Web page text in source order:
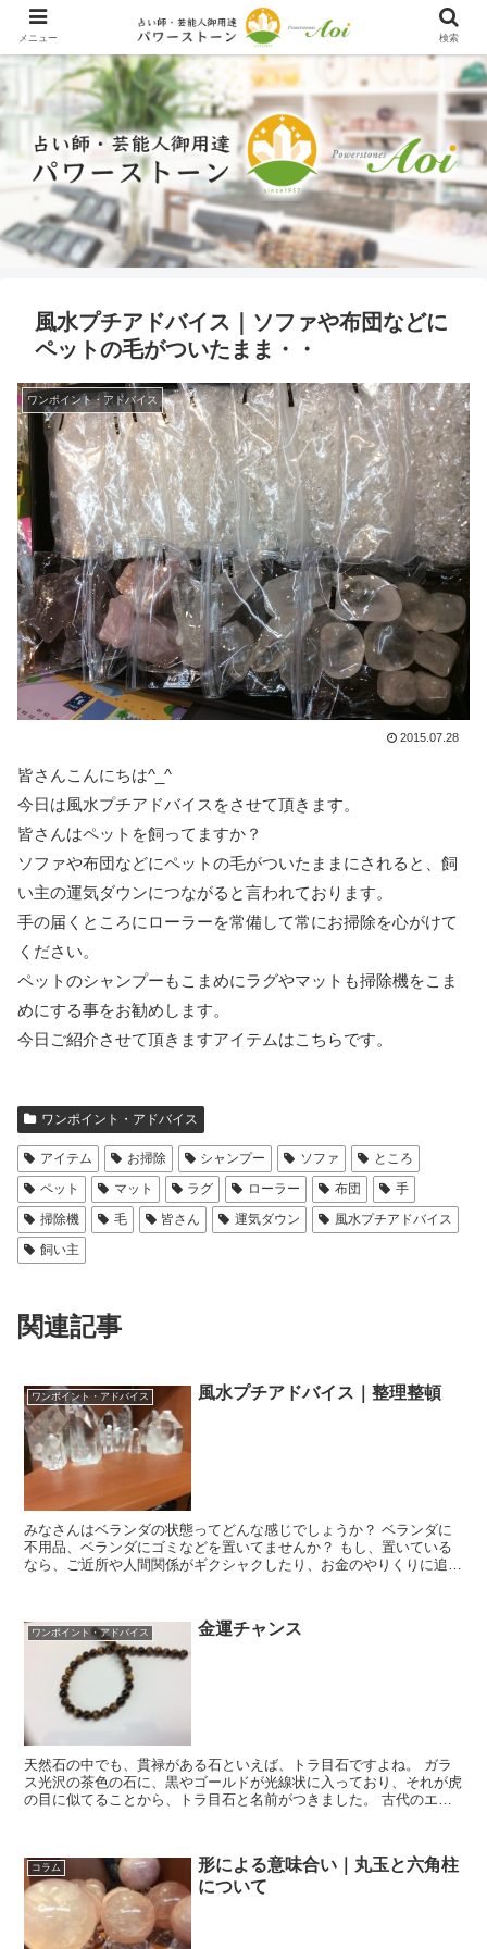
風水プチアドバイス｜ソファや布団などに
ペットの毛がついたまま・・
ワンポイント・アドバイス
2015.07.28
皆さんこんにちは^_^
今日は風水プチアドバイスをさせて頂きます。
皆さんはペットを飼ってますか？
ソファや布団などにペットの毛がついたままにされると、飼
い主の運気ダウンにつながると言われております。
手の届くところにローラーを常備して常にお掃除を心がけて
ください。
ペットのシャンプーもこまめにラグやマットも掃除機をこま
めにする事をお勧めします。
今日ご紹介させて頂きますアイテムはこちらです。
ワンポイント・アドバイス
アイテム お掃除 シャンプー ソファ
ところ
ペット
マット ラグ ローラー 布団
手
掃除機
毛 皆さん 運気ダウン
風水プチアドバイス
飼い主
関連記事
ワンポイント・アドバイス 風水プチアドバイス｜整理整頓
みなさんはベランダの状態ってどんな感じでしょうか？ ベランダに
不用品、ベランダにゴミなどを置いてませんか？ もし、置いている
なら、ご近所や人間関係がギクシャクしたり、お金のやりくりに追わ
ワンポイント・アドバイス 金運チャンス
天然石の中でも、貫禄がある石といえば、トラ目石ですよね。 ガラ
ス光沢の茶色の石に、黒やゴールドが光線状に入っており、それが虎
の目に似てることから、トラ目石と名前がつきました。 古代のエジ
コラム
形による意味合い｜丸玉と六角柱
について
メニュー 検索